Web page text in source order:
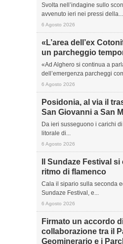
Svolta nell’indagine sullo
avvenuto ieri nei pressi della...
6 Agosto 2026
«L’area dell’ex
un parcheggio
«Ad Alghero si continua a
dell’emergenza parcheggi
6 Agosto 2026
Posidonia, al via il
San Giovanni a San
Da ieri susseguono i carichi
litorale di...
6 Agosto 2026
Il Sundaze Festival
ritmo di flamenco
Cala il sipario sulla seconda
Sundaze Festival, e...
6 Agosto 2026
Firmato un accordo
collaborazione tra il
Geominerario e i